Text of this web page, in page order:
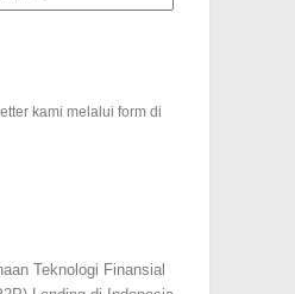
kami melalui form di
Teknologi Finansial